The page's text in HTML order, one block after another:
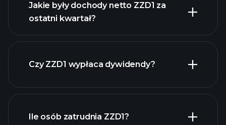
zysków ZZD1
raporty finansowe ZZD1
Jakie były dochody netto ZZD1 za
ostatni kwartał?
raporty finansowe
Czy ZZD1 wypłaca dywidendy?
akcji o wysokiej
Ile osób zatrudnia ZZD1?